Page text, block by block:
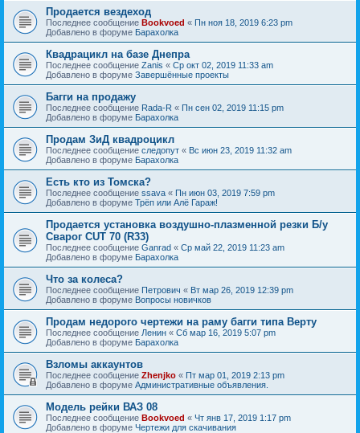
Продается вездеход
Последнее сообщение Bookvoed « Пн ноя 18, 2019 6:23 pm
Добавлено в форуме Барахолка
Квадрацикл на базе Днепра
Последнее сообщение Zanis « Ср окт 02, 2019 11:33 am
Добавлено в форуме Завершённые проекты
Багги на продажу
Последнее сообщение Rada-R « Пн сен 02, 2019 11:15 pm
Добавлено в форуме Барахолка
Продам ЗиД квадроцикл
Последнее сообщение следопут « Вс июн 23, 2019 11:32 am
Добавлено в форуме Барахолка
Есть кто из Томска?
Последнее сообщение ssava « Пн июн 03, 2019 7:59 pm
Добавлено в форуме Трёп или Алё Гараж!
Продается установка воздушно-плазменной резки Б/у
Сварог CUT 70 (R33)
Последнее сообщение Ganrad « Ср май 22, 2019 11:23 am
Добавлено в форуме Барахолка
Что за колеса?
Последнее сообщение Петрович « Вт мар 26, 2019 12:39 pm
Добавлено в форуме Вопросы новичков
Продам недорого чертежи на раму багги типа Верту
Последнее сообщение Ленин « Сб мар 16, 2019 5:07 pm
Добавлено в форуме Барахолка
Взломы аккаунтов
Последнее сообщение Zhenjko « Пт мар 01, 2019 2:13 pm
Добавлено в форуме Административные объявления.
Модель рейки ВАЗ 08
Последнее сообщение Bookvoed « Чт янв 17, 2019 1:17 pm
Добавлено в форуме Чертежи для скачивания